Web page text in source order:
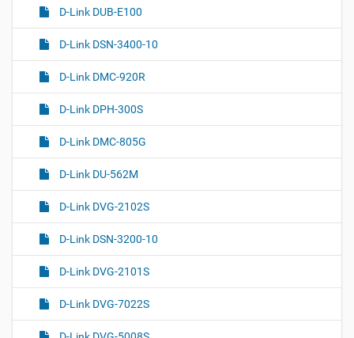
D-Link DUB-E100
D-Link DSN-3400-10
D-Link DMC-920R
D-Link DPH-300S
D-Link DMC-805G
D-Link DU-562M
D-Link DVG-2102S
D-Link DSN-3200-10
D-Link DVG-2101S
D-Link DVG-7022S